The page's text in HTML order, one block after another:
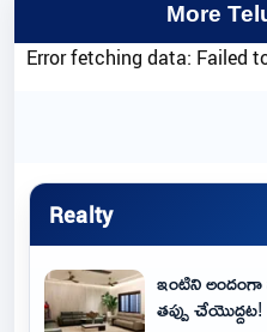
More
Error fetching data: Failed
Realty
ఇంటిని అందంగా
తప్పు చేయొద్దట!